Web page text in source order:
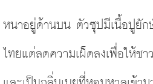
หนาอยู่ด้านบน ตัวซุปมีเนื้อปูยัก
ไทยแต่ลดความเผ็ดลงเพื่อให้ชา